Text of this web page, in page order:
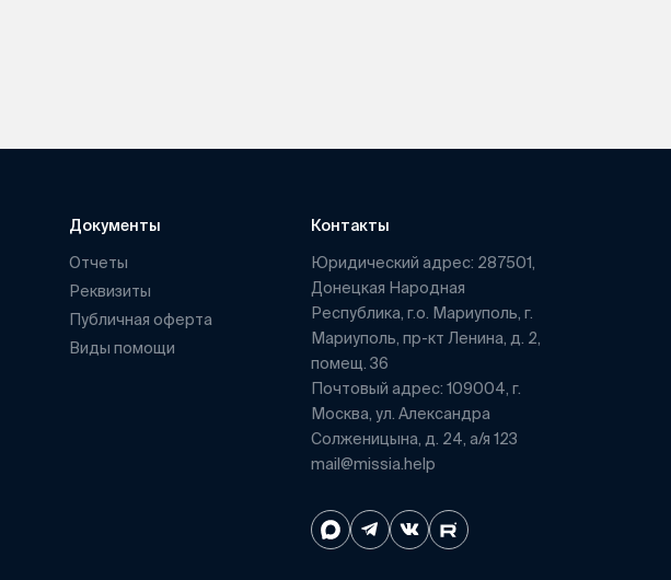
Документы
Отчеты
Реквизиты
Публичная оферта
Виды помощи
Контакты
Юридический адрес: 287501,
Донецкая Народная
Республика, г.о. Мариуполь, г.
Мариуполь, пр-кт Ленина, д. 2,
помещ. 36
Почтовый адрес: 109004, г.
Москва, ул. Александра
Солженицына, д. 24, а/я 123
mail@missia.help